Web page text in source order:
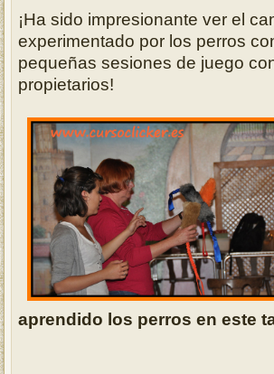
¡Ha sido impresionante ver el
experimentado por los perros
pequeñas sesiones de juego
propietarios!
aprendido los perros en este